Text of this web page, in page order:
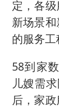
定，各
新场景
的服务工
58到家
儿嫂需
后，家